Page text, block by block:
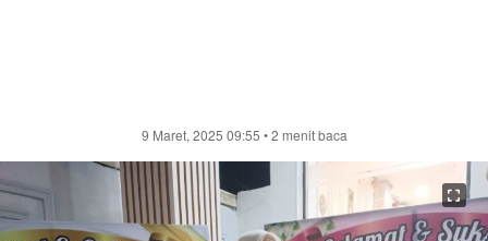
9 Maret, 2025 09:55 • 2 menit baca